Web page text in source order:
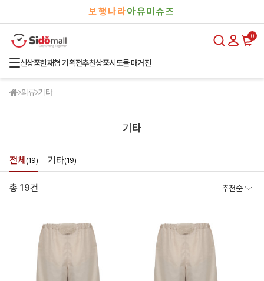
보행나라아유미슈즈
0
신상품한재협 기획전추천상품시도몰 매거진
의류 기타
기타
전체 (19) 기타(19)
총 19건 추천순